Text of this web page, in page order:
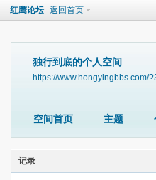
红鹰论坛 返回首页
独行到底的个人空间
https://www.hongyingbbs.com/
空间首页 主题
记录